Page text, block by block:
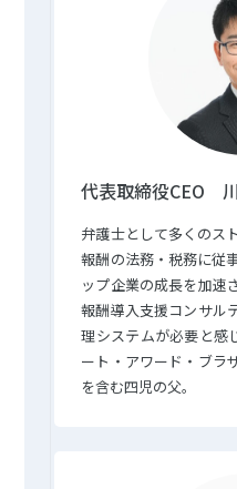
代表取締役CEO
弁護士として多くのス
報酬の法務・税務に従
ップ企業の成長を加速
報酬導入支援コンサル
理システムが必要と感
ート・アワード・ブラ
を含む四児の父。